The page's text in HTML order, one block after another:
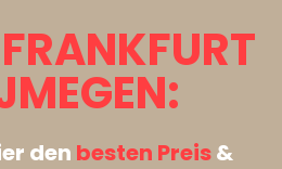
FRANKFURT
den besten Preis&